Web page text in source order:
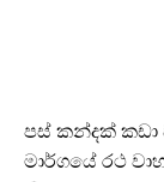
පස් කන්දක් කඩා
මාර්ගයේ රථ